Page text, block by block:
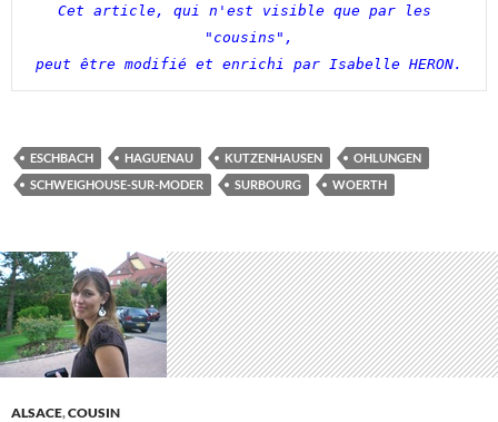
Cet article, qui n'est visible que par les
"cousins",
peut être modifié et enrichi par Isabelle HERON.
ESCHBACH HAGUENAU KUTZENHAUSEN
OHLUNGEN
SCHWEIGHOUSE-SUR-MODER
SURBOURG WOERTH
ALSACE,COUSIN